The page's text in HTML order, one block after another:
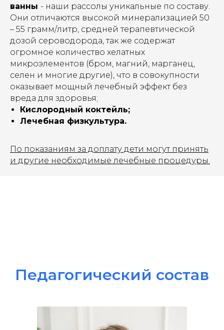
ванны - наши рассолы уникальные по составу.
Они отличаются высокой минерализацией 50
– 55 грамм/литр, средней терапевтической
дозой сероводорода, так же содержат
огромное количество хелатных
микроэлементов (бром, магний, марганец,
селен и многие другие), что в совокупности
оказывает мощный лечебный эффект без
вреда для здоровья;
Кислородный коктейль;
Лечебная физкультура.
По показаниям за доплату дети могут принять
и другие необходимые лечебные процедуры.
Педагогический состав